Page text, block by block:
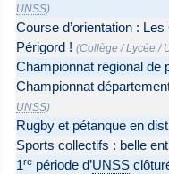
UNSS)
Course d’orientation :
Périgord ! (Collège /Lycée /
Championnat régional de
Championnat
UNSS)
Rugby et pétanque en
Sports collectifs : belle
1re période d’UNSS